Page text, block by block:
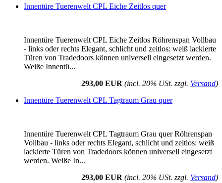
Innentüre Tuerenwelt CPL Eiche Zeitlos quer
Innentüre Tuerenwelt CPL Eiche Zeitlos Röhrenspan Vollbau
- links oder rechts Elegant, schlicht und zeitlos: weiß lackierte
Türen von Tradedoors können universell eingesetzt werden.
Weiße Innentü...
293,00 EUR (incl. 20% USt. zzgl. Versand)
Innentüre Tuerenwelt CPL Tagtraum Grau quer
Innentüre Tuerenwelt CPL Tagtraum Grau quer Röhrenspan
Vollbau - links oder rechts Elegant, schlicht und zeitlos: weiß
lackierte Türen von Tradedoors können universell eingesetzt
werden. Weiße In...
293,00 EUR (incl. 20% USt. zzgl. Versand)